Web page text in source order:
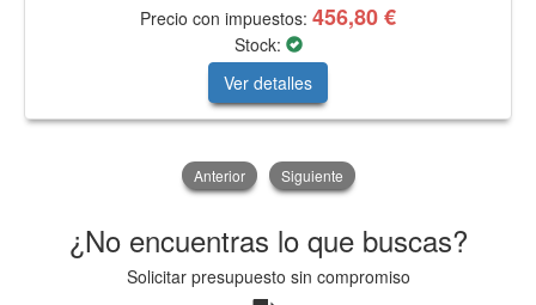
Precio con impuestos: 456,80 €
Stock:
Ver detalles
Anterior Siguiente
¿No encuentras lo que buscas?
Solicitar presupuesto sin compromiso